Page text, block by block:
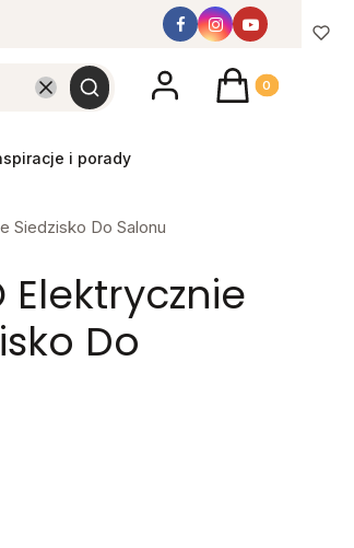
Wyczyść
Szukaj
Produkty w
i porady
Siedzisko Do Salonu
Elektrycznie
Do